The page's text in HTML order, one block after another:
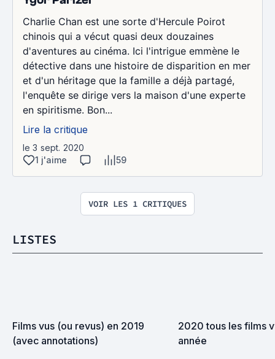
Charlie Chan est une sorte d'Hercule Poirot
chinois qui a vécut quasi deux douzaines
d'aventures au cinéma. Ici l'intrigue emmène le
détective dans une histoire de disparition en mer
et d'un héritage que la famille a déjà partagé,
l'enquête se dirige vers la maison d'une experte
en spiritisme. Bon...
Lire la critique
le 3 sept. 2020
1 j'aime
59
VOIR LES 1 CRITIQUES
LISTES
Films vus (ou revus) en 2019
(avec annotations)
2020 tous les films
année